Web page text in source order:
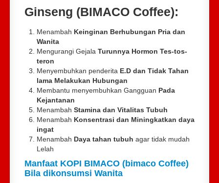
Ginseng (BIMACO Coffee):
Menambah Keinginan Berhubungan Pria dan
Wanita
Mengurangi Gejala Turunnya Hormon Tes-tos-
teron
Menyembuhkan penderita E.D dan Tidak Tahan
lama Melakukan Hubungan
Membantu menyembuhkan Gangguan Pada
Kejantanan
Menambah Stamina dan Vitalitas Tubuh
Menambah Konsentrasi dan Miningkatkan daya
ingat
Menambah Daya tahan tubuh agar tidak mudah
Lelah
Manfaat KOPI BIMACO (bimaco Coffee)
Bila dikonsumsi Wanita